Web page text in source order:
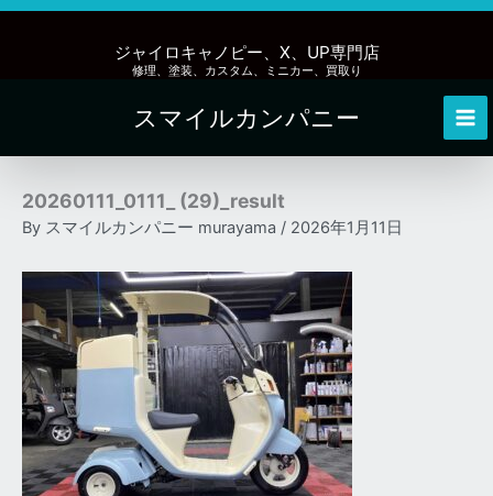
内
ッ
ジャイロキャノピー、X、UP専門店
修理、塗装、カスタム、ミニカー、買取り
スマイルカンパニー
20260111_0111_ (29)_result
By スマイルカンパニー murayama / 2026年1月11日